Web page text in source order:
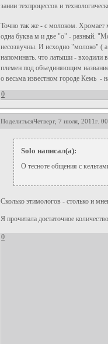
зании техпроцессов и
Точно так же - с молоком. Хромает
одна буква м и две "о" - разный.
несозвучны. И исходно "молоко" (
напоминать. что латыши - входили
племен под объединяющим
о весьма известном городе Кемь -
0
ПоделитьсяЧетверг, 7 июля, 2011г.
Solo написал(а):
О тесноте общения с
Сколько этимологов - столько и
Я прочитала достаточное
0